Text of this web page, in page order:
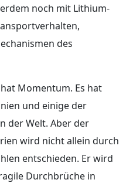
noch mit Lithium-
des
hat Momentum. Es hat
und einige der
der Welt. Aber der
wird nicht allein durch
entschieden. Er wird
Durchbrüche in